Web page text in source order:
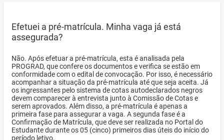
Efetuei a pré-matrícula. Minha vaga já está
assegurada?
Não. Após efetuar a pré-matrícula, esta é analisada pela
PROGRAD, que confere os documentos e verifica se estão em
conformidade com o edital de convocação. Por isso, é necessário
acompanhar a situação da pré-matrícula até que seja aceita. Já
os ingressantes pelo sistema de cotas autodeclarados negros
devem comparecer à entrevista junto à Comissão de Cotas e
serem aprovados. Além disso, a pré-matrícula é apenas a
primeira fase para assegurar a vaga. A segunda fase é a
Confirmação de Matrícula, que deve ser realizada no Portal do
Estudante durante os 05 (cinco) primeiros dias úteis do início do
período letivo.